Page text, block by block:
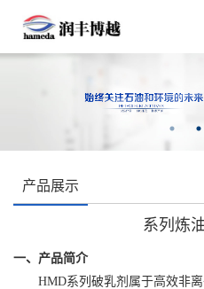
产品展示
系列炼
一、产品简介
HMD系列破乳剂属于高效非